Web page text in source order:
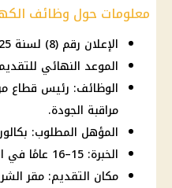
معلومات حول وظائف
الإعلان رقم (8) لسنة 2025.
الموعد النهائي للتقديم: 18 سبتمبر
الوظائف: رئيس قطاع
مراقبة الجودة.
المؤهل المطلوب:
الخبرة: 15–16 عامًا في المجال.
مكان التقديم: مقر